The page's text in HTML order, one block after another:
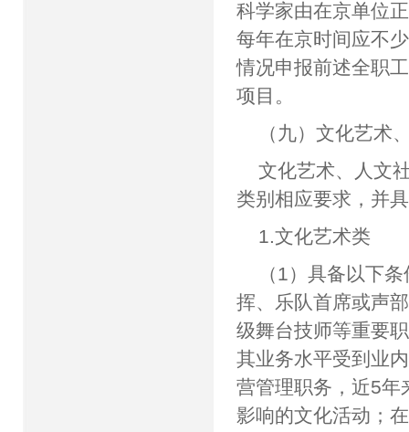
科学家由在京单位
每年在京时间应不
情况申报前述全职
项目。
（九）文化艺术
文化艺术、人文
类别相应要求，并
1.文化艺术类
（1）具备以下
挥、乐队首席或声
级舞台技师等重要
其业务水平受到业
营管理职务，近5年
影响的文化活动；